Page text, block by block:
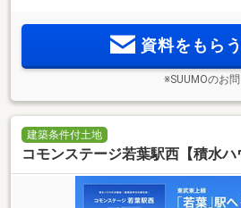
資料をもら
※SUUMOのお
建築条件付土地
コモンステージ若葉駅西【積水ハ